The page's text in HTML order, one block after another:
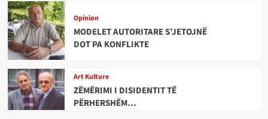
Opinion
MODELET AUTORITARE S’JETOJNË
DOT PA KONFLIKTE
Art Kulture
ZËMËRIMI I DISIDENTIT TË
PËRHERSHËM…